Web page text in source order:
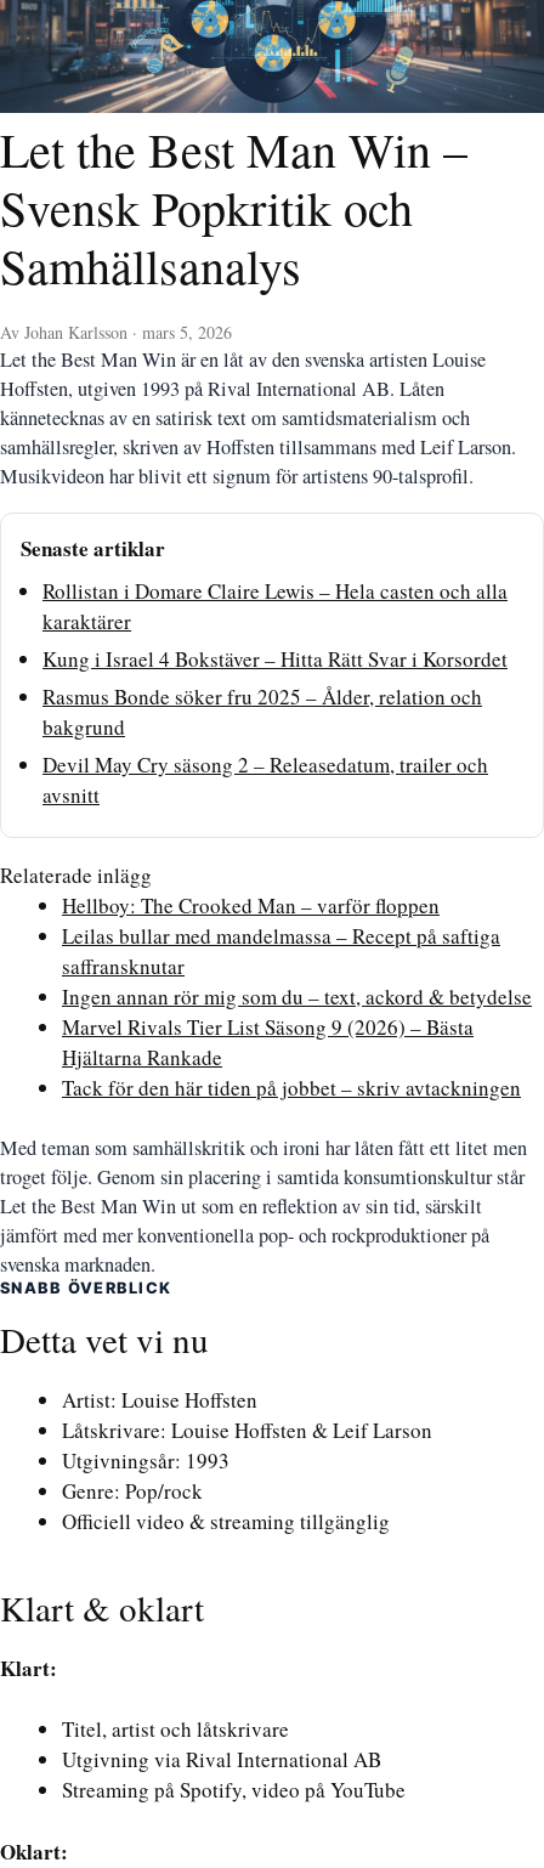
Let the Best Man Win –
Svensk Popkritik och
Samhällsanalys
Av Johan Karlsson · mars 5, 2026
Let the Best Man Win är en låt av den svenska artisten Louise
Hoffsten, utgiven 1993 på Rival International AB. Låten
kännetecknas av en satirisk text om samtidsmaterialism och
samhällsregler, skriven av Hoffsten tillsammans med Leif Larson.
Musikvideon har blivit ett signum för artistens 90-talsprofil.
Senaste artiklar
Rollistan i Domare Claire Lewis – Hela casten och alla
karaktärer
Kung i Israel 4 Bokstäver – Hitta Rätt Svar i Korsordet
Rasmus Bonde söker fru 2025 – Ålder, relation och
bakgrund
Devil May Cry säsong 2 – Releasedatum, trailer och
avsnitt
Relaterade inlägg
Hellboy: The Crooked Man – varför floppen
Leilas bullar med mandelmassa – Recept på saftiga
saffransknutar
Ingen annan rör mig som du – text, ackord & betydelse
Marvel Rivals Tier List Säsong 9 (2026) – Bästa
Hjältarna Rankade
Tack för den här tiden på jobbet – skriv avtackningen
Med teman som samhällskritik och ironi har låten fått ett litet men
troget följe. Genom sin placering i samtida konsumtionskultur står
Let the Best Man Win ut som en reflektion av sin tid, särskilt
jämfört med mer konventionella pop- och rockproduktioner på
svenska marknaden.
SNABB ÖVERBLICK
Detta vet vi nu
Artist: Louise Hoffsten
Låtskrivare: Louise Hoffsten & Leif Larson
Utgivningsår: 1993
Genre: Pop/rock
Officiell video & streaming tillgänglig
Klart & oklart
Klart:
Titel, artist och låtskrivare
Utgivning via Rival International AB
Streaming på Spotify, video på YouTube
Oklart: